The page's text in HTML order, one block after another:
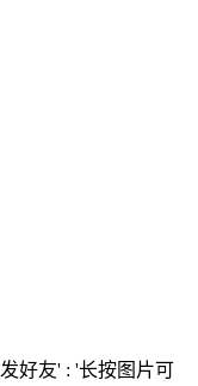
好友' : '长按图片可